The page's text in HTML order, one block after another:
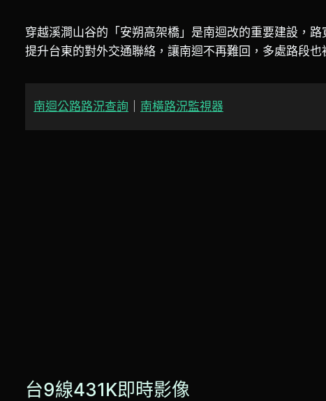
穿越溪澗山谷的「安朔高架橋」是南迴改的重要建設，
提升台東的對外交通聯絡，讓南迴不再難回，多處路段也
南迴公路路況查詢 南橫路況監視器
台9線431K即時影像